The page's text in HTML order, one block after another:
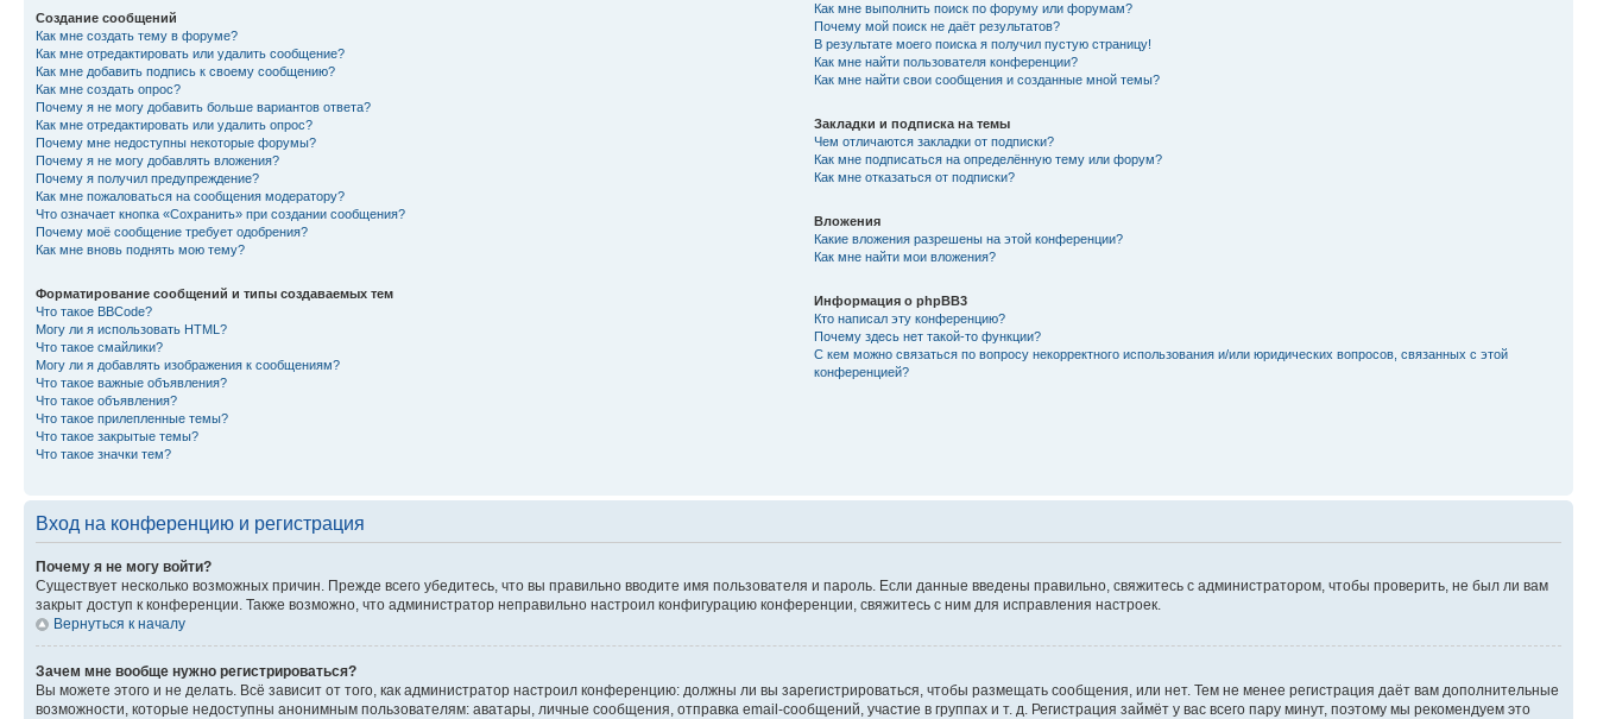
Создание сообщений
Как мне создать тему в форуме?
Как мне отредактировать или удалить сообщение?
Как мне добавить подпись к своему сообщению?
Как мне создать опрос?
Почему я не могу добавить больше вариантов ответа?
Как мне отредактировать или удалить опрос?
Почему мне недоступны некоторые форумы?
Почему я не могу добавлять вложения?
Почему я получил предупреждение?
Как мне пожаловаться на сообщения модератору?
Что означает кнопка «Сохранить» при создании сообщения?
Почему моё сообщение требует одобрения?
Как мне вновь поднять мою тему?
Форматирование сообщений и типы создаваемых тем
Что такое BBCode?
Могу ли я использовать HTML?
Что такое смайлики?
Могу ли я добавлять изображения к сообщениям?
Что такое важные объявления?
Что такое объявления?
Что такое прилепленные темы?
Что такое закрытые темы?
Что такое значки тем?
Как мне выполнить поиск по форуму или форумам?
Почему мой поиск не даёт результатов?
В результате моего поиска я получил пустую страницу!
Как мне найти пользователя конференции?
Как мне найти свои сообщения и созданные мной темы?
Закладки и подписка на темы
Чем отличаются закладки от подписки?
Как мне подписаться на определённую тему или форум?
Как мне отказаться от подписки?
Вложения
Какие вложения разрешены на этой конференции?
Как мне найти мои вложения?
Информация о phpBB3
Кто написал эту конференцию?
Почему здесь нет такой-то функции?
С кем можно связаться по вопросу некорректного использования и/или юридических вопросов, связанных с этой
конференцией?
Вход на конференцию и регистрация
Почему я не могу войти?
Существует несколько возможных причин. Прежде всего убедитесь, что вы правильно вводите имя пользователя и пароль. Если данные введены правильно, свяжитесь с администратором, чтобы проверить, не был ли вам
закрыт доступ к конференции. Также возможно, что администратор неправильно настроил конфигурацию конференции, свяжитесь с ним для исправления настроек.
Вернуться к началу
Зачем мне вообще нужно регистрироваться?
Вы можете этого и не делать. Всё зависит от того, как администратор настроил конференцию: должны ли вы зарегистрироваться, чтобы размещать сообщения, или нет. Тем не менее регистрация даёт вам дополнительные
возможности, которые недоступны анонимным пользователям: аватары, личные сообщения, отправка email-сообщений, участие в группах и т. д. Регистрация займёт у вас всего пару минут, поэтому мы рекомендуем это